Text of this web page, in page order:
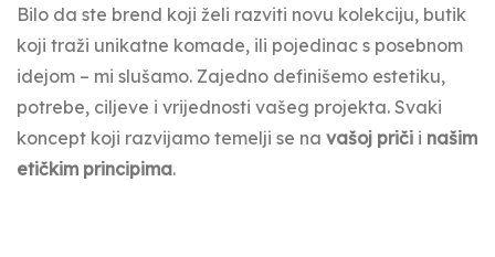
Bilo da ste brend koji želi razviti novu kolekciju, butik
koji traži unikatne komade, ili pojedinac s posebnom
idejom – mi slušamo. Zajedno definišemo estetiku,
potrebe, ciljeve i vrijednosti vašeg projekta. Svaki
koncept koji razvijamo temelji se na vašoj priči i našim
etičkim principima.